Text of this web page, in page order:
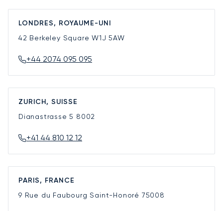
LONDRES, ROYAUME-UNI
42 Berkeley SquareW1J 5AW
+44 2074 095 095
ZURICH, SUISSE
Dianastrasse 5 8002
+41 44 810 12 12
PARIS, FRANCE
9 Rue du Faubourg Saint-Honoré 75008